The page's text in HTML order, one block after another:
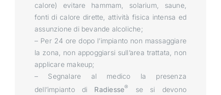
calore) evitare hammam, solarium, saune,
fonti di calore dirette, attività fisica intensa ed
assunzione di bevande alcoliche;
– Per 24 ore dopo l’impianto non massaggiare
la zona, non appoggiarsi sull’area trattata, non
applicare makeup;
– Segnalare al medico la presenza
dell’impianto di Radiesse®
se si devono